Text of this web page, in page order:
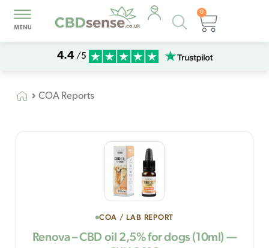
Products
search
0
Basket
4.4 /5
COA Reports
COA / LAB REPORT
Renova – CBD oil 2,5% for dogs (10ml) —